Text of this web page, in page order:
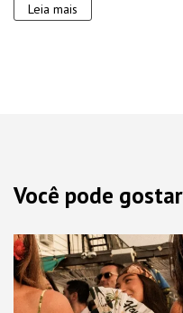
Leia mais
Você pode gostar